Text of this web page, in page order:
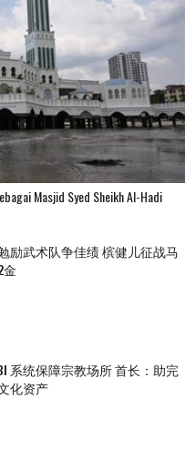
Masjid Syed Sheikh Al-Hadi
励武术队争佳绩 槟健儿征战马
系统保障宗教场所 首长：助完
化资产